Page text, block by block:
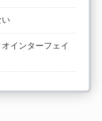
い
インターフェイ